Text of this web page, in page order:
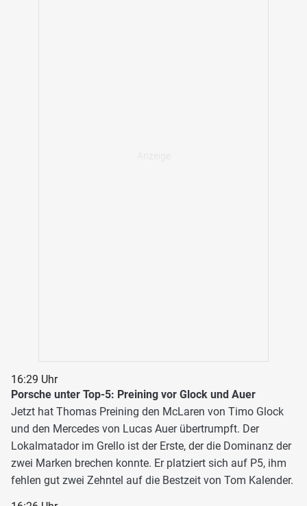
16:29 Uhr
Porsche unter Top-5: Preining vor Glock und Auer
Jetzt hat Thomas Preining den McLaren von Timo Glock
und den Mercedes von Lucas Auer übertrumpft. Der
Lokalmatador im Grello ist der Erste, der die Dominanz der
zwei Marken brechen konnte. Er platziert sich auf P5, ihm
fehlen gut zwei Zehntel auf die Bestzeit von Tom Kalender.